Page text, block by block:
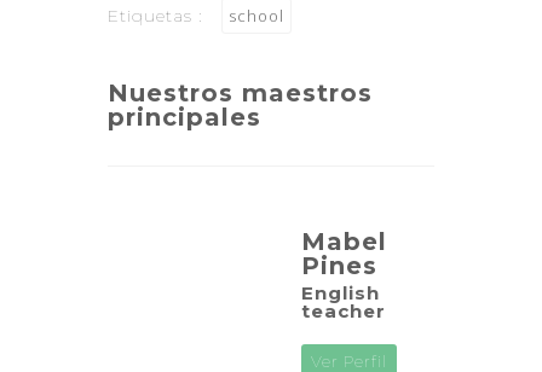
Etiquetas : school
Nuestros maestros
principales
Mabel
Pines
English
teacher
Ver Perfil